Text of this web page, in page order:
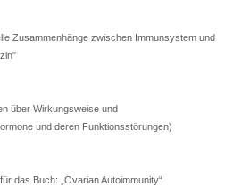
Zusammenhänge zwischen Immunsystem und
über Wirkungsweise und
und deren Funktionsstörungen)
das Buch: „Ovarian Autoimmunity“